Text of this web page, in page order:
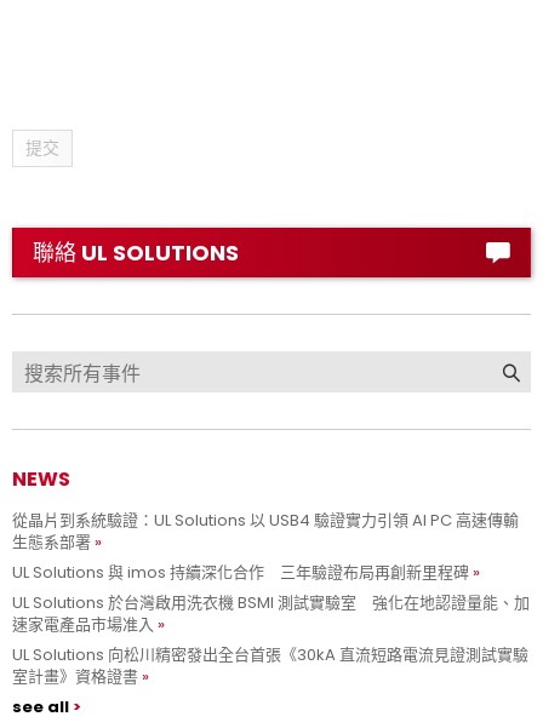
提交
聯絡 UL SOLUTIONS
NEWS
從晶片到系統驗證：UL Solutions 以 USB4 驗證實力引領 AI PC 高速傳輸
生態系部署
UL Solutions 與 imos 持續深化合作 三年驗證布局再創新里程碑
UL Solutions 於台灣啟用洗衣機 BSMI 測試實驗室 強化在地認證量能、加
速家電產品市場准入
UL Solutions 向松川精密發出全台首張《30kA 直流短路電流見證測試實驗
室計畫》資格證書
see all